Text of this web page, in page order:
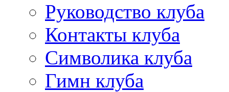
Руководство клуба
Контакты клуба
Символика клуба
Гимн клуба